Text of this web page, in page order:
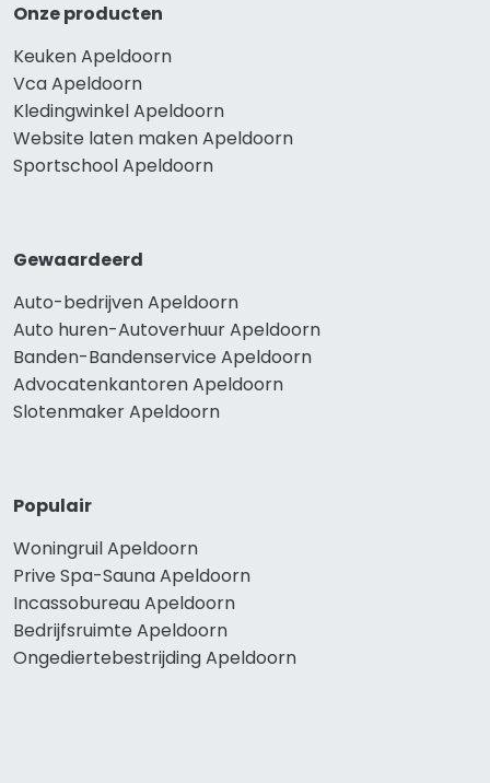
Onze producten
Keuken Apeldoorn
Vca Apeldoorn
Kledingwinkel Apeldoorn
Website laten maken Apeldoorn
Sportschool Apeldoorn
Gewaardeerd
Auto-bedrijven Apeldoorn
Auto huren-Autoverhuur Apeldoorn
Banden-Bandenservice Apeldoorn
Advocatenkantoren Apeldoorn
Slotenmaker Apeldoorn
Populair
Woningruil Apeldoorn
Prive Spa-Sauna Apeldoorn
Incassobureau Apeldoorn
Bedrijfsruimte Apeldoorn
Ongediertebestrijding Apeldoorn